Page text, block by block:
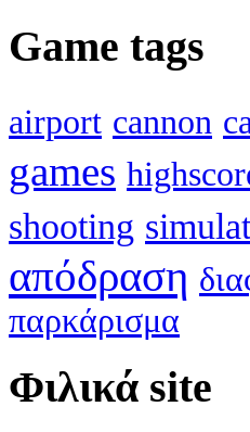
Game tags
airport cannon
games
shooting
απόδραση
παρκάρισμα
Φιλικά site